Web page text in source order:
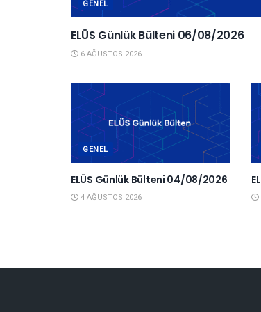
GENEL
ELÜS Günlük Bülteni 06/08/2026
6 AĞUSTOS 2026
GENEL
ELÜS Günlük Bülteni 04/08/2026
4 AĞUSTOS 2026